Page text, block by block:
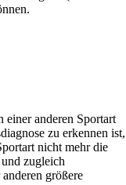
einer anderen Sportart
zu erkennen ist,
nicht mehr die
zugleich
größere